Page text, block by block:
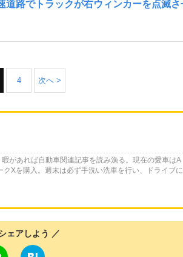
4 次へ >
があれば自動車関連記事を読み漁る。現在の愛車はA
Xを購入。週末は必ず手洗い洗車を行い、ドライブに
ェアしよう ／